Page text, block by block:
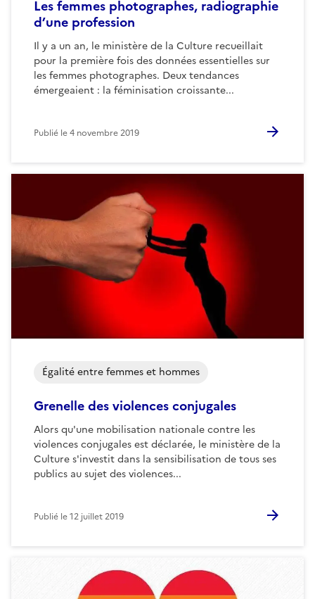
Les femmes photographes, radiographie
d’une profession
Il y a un an, le ministère de la Culture recueillait
pour la première fois des données essentielles sur
les femmes photographes. Deux tendances
émergeaient : la féminisation croissante...
Publié le4 novembre 2019
Grenelle des violences conjugales
Alors qu'une mobilisation nationale contre les
violences conjugales est déclarée, le ministère de la
Culture s'investit dans la sensibilisation de tous ses
publics au sujet des violences...
Égalité entre femmes et hommes
Publié le12 juillet 2019